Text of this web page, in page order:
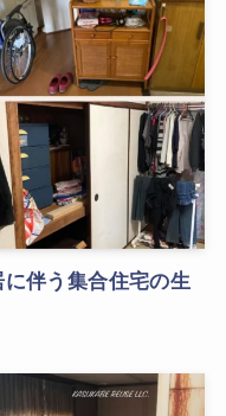
に伴う集合住宅の生